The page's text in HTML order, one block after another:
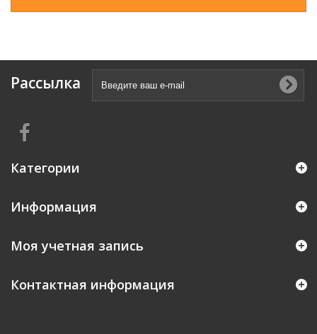
Рассылка
Категории
Информация
Моя учетная запись
Контактная информация